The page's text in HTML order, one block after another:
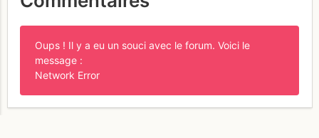
Oups ! Il y a eu un souci avec le forum. Voici le
message :
Network Error